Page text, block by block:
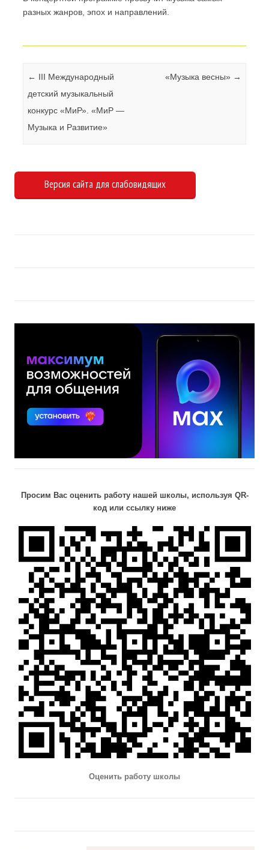
разных жанров, эпох и направлений.
Навигация по записям
← III Международный
детский музыкальный
конкурс «МиР». «МиР —
Музыка и Развитие»
«Музыка весны» →
Версия сайта для слабовидящих
Просим Вас оценить работу нашей школы, используя QR-
код или ссылку ниже
Оценить работу школы